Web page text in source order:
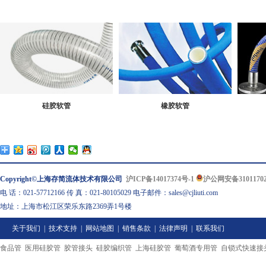
硅胶软管 橡胶软管
Copyright©上海存简流体技术有限公司 沪ICP备14017374号-1
沪公网安备
电 话：021-57712166 传 真：021-80105029 电子邮件：sales@cjliuti.com
地址：上海市松江区荣乐东路2369弄1号楼
关于我们 | 技术支持 | 网站地图 | 销售条款 | 法律声明 | 联系我们
食品管 医用硅胶管 胶管接头 硅胶编织管 上海硅胶管 葡萄酒专用管 自锁式快速接